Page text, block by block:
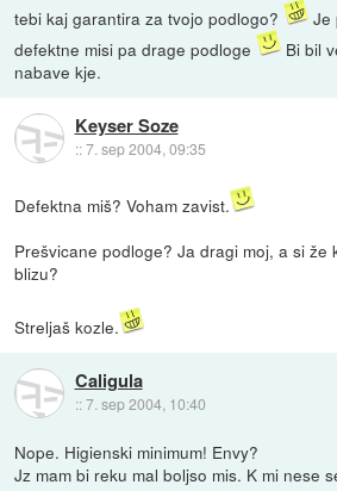
tebi kaj garantira za tvojo podlogo?
Je
defektne misi pa drage podloge
Bi bil
nabave kje.
Keyser Soze
::7. sep 2004, 09:35
Defektna miš? Voham zavist.
Prešvicane podloge? Ja dragi moj, a si že
blizu?
Streljaš kozle.
Caligula
::7. sep 2004, 10:40
Nope. Higienski minimum! Envy?
Jz mam bi reku mal boljso mis. K mi nese